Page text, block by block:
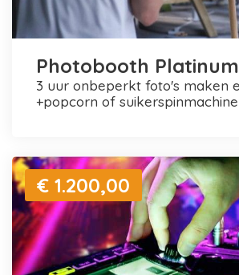
Photobooth Platinum
3 uur onbeperkt foto's maken en printen
+popcorn of suikerspinmachine
€ 1.200,00